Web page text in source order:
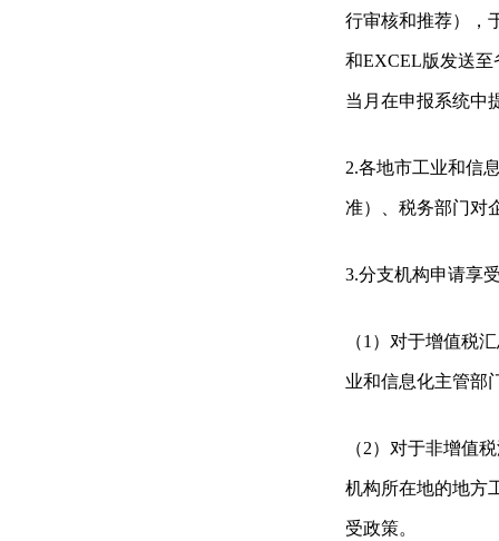
行审核和推荐），
和EXCEL版发送至
当月在申报系统中
2.各地市工业和信
准）、税务部门对
3.分支机构申请享
（1）对于增值税
业和信息化主管部
（2）对于非增值
机构所在地的地方
受政策。